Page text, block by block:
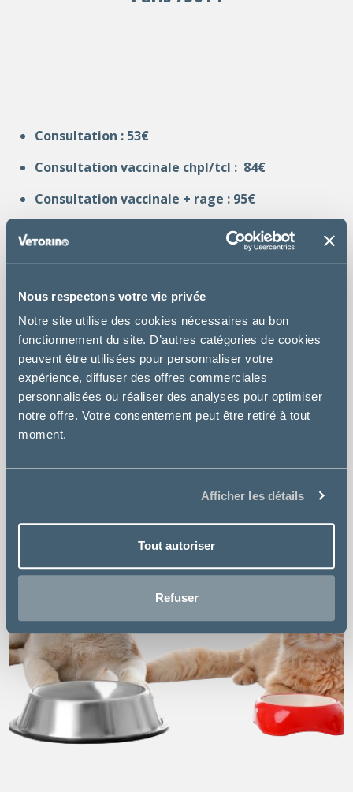
Nous respectons votre vie privée
Notre site utilise des cookies nécessaires au bon
fonctionnement du site. D’autres catégories de cookies
peuvent être utilisées pour personnaliser votre
expérience, diffuser des offres commerciales
personnalisées ou réaliser des analyses pour optimiser
notre offre. Votre consentement peut être retiré à tout
moment.
Afficher les détails
Tout autoriser
Refuser
Consultation : 53€
Consultation vaccinale chpl/tcl : 84€
Consultation vaccinale + rage : 95€
Castration chat : 105€
Ovariectomie chienne : à partir de 505€
Castration chien : à partir de 295€
Identification : 79€